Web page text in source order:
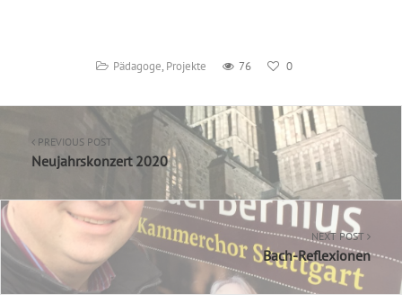
Pädagoge, Projekte 76 0
PREVIOUS POST
Neujahrskonzert 2020
NEXT POST
Bach-Reflexionen